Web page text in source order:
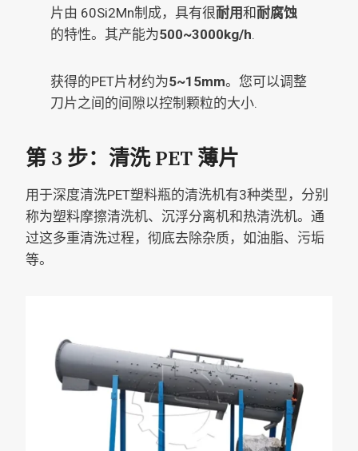
片由 60Si2Mn制成，具有很耐用和耐腐蚀
的特性。其产能为500~3000kg/h.
获得的PET片材约为5~15mm。您可以调整
刀片之间的间隙以控制颗粒的大小.
第 3 步：清洗 PET 薄片
用于深度清洗PET塑料瓶的清洗机有3种类型，分别
称为塑料摩擦清洗机、沉浮分离机和热清洗机。通
过这多重清洗过程，彻底去除杂质，如油脂、污垢
等。